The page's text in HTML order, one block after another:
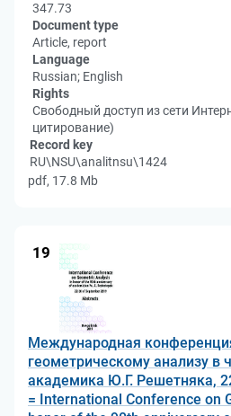
347.73
Document type
Article, report
Language
Russian; English
Rights
Свободный доступ из сети
цитирование)
Record key
RU\NSU\analitnsu\1424
pdf, 17.8 Mb
19
Международная
геометрическому анализу в
академика Ю.Г. Решетняка,
= International Conference on